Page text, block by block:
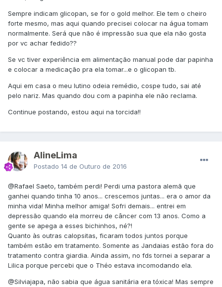
Sempre indicam glicopan, se for o gold melhor. Ele tem o cheiro
forte mesmo, mas aqui quando precisei colocar na água tomam
normalmente. Será que não é impressão sua que ela não gosta
por vc achar fedido??
Se vc tiver experiência em alimentação manual pode dar papinha
e colocar a medicação pra ela tomar...e o glicopan tb.
Aqui em casa o meu lutino odeia remédio, cospe tudo, sai até
pelo nariz. Mas quando dou com a papinha ele não reclama.
Continue postando, estou aqui na torcida!!
AlineLima
Postado 14 de Outuro de 2016
@Rafael Saeto, também perdi! Perdi uma pastora alemã que
ganhei quando tinha 10 anos... crescemos juntas... era o amor da
minha vida! Minha melhor amiga! Sofri demais... entrei em
depressão quando ela morreu de câncer com 13 anos. Como a
gente se apega a esses bichinhos, né?!
Quanto às outras calopsitas, ficaram todos juntos porque
também estão em tratamento. Somente as Jandaias estão fora do
tratamento contra giardia. Ainda assim, no fds tornei a separar a
Lilica porque percebi que o Théo estava incomodando ela.
@Silviajapa, não sabia que água sanitária era tóxica! Mas sempre